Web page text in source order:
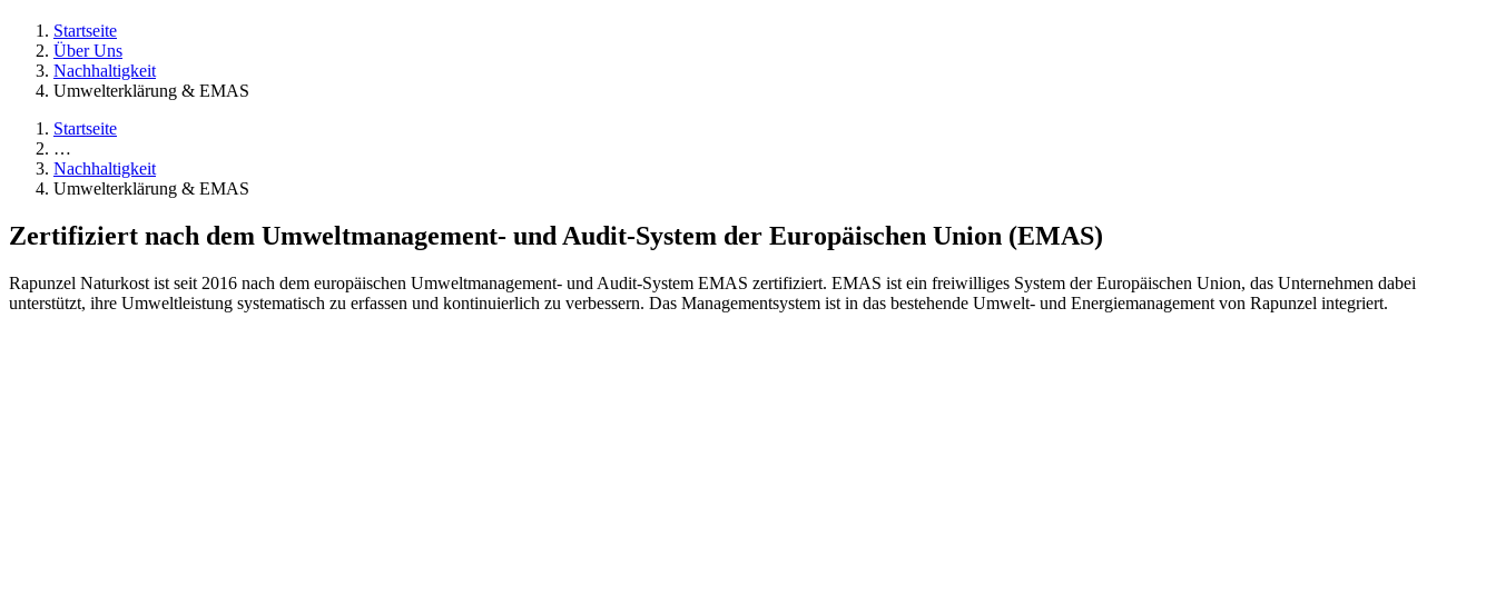
Startseite
Über Uns
Nachhaltigkeit
Umwelterklärung & EMAS
Startseite
…
Nachhaltigkeit
Umwelterklärung & EMAS
Zertifiziert nach dem Umweltmanagement- und Audit-System der Europäischen Union (EMAS)
Rapunzel Naturkost ist seit 2016 nach dem europäischen Umweltmanagement- und Audit-System EMAS zertifiziert. EMAS ist ein freiwilliges System der Europäischen Union, das Unternehmen dabei
unterstützt, ihre Umweltleistung systematisch zu erfassen und kontinuierlich zu verbessern. Das Managementsystem ist in das bestehende Umwelt- und Energiemanagement von Rapunzel integriert.